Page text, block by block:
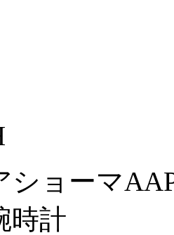
ショーマ
時計